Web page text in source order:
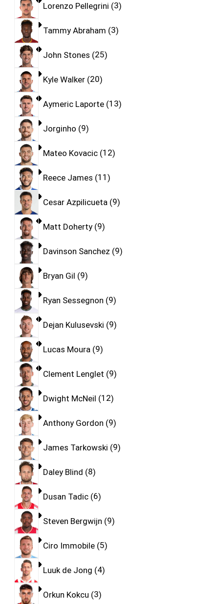
Lorenzo Pellegrini 3
Tammy Abraham 3
John Stones 25
Kyle Walker 20
Aymeric Laporte 13
Jorginho 9
Mateo Kovacic 12
Reece James 11
Cesar Azpilicueta 9
Matt Doherty 9
Davinson Sanchez 9
Bryan Gil 9
Ryan Sessegnon 9
Dejan Kulusevski 9
Lucas Moura 9
Clement Lenglet 9
Dwight McNeil 12
Anthony Gordon 9
James Tarkowski 9
Daley Blind 8
Dusan Tadic 6
Steven Bergwijn 9
Ciro Immobile 5
Luuk de Jong 4
Orkun Kokcu 3